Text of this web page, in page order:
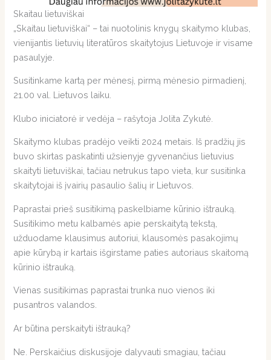
Skaitau lietuviškai
„Skaitau lietuviškai“ – tai nuotolinis knygų skaitymo klubas,
vienijantis lietuvių literatūros skaitytojus Lietuvoje ir visame
pasaulyje.
Susitinkame kartą per mėnesį, pirmą mėnesio pirmadienį,
21.00 val. Lietuvos laiku.
Klubo iniciatorė ir vedėja – rašytoja Jolita Zykutė.
Skaitymo klubas pradėjo veikti 2024 metais. Iš pradžių jis
buvo skirtas paskatinti užsienyje gyvenančius lietuvius
skaityti lietuviškai, tačiau netrukus tapo vieta, kur susitinka
skaitytojai iš įvairių pasaulio šalių ir Lietuvos.
Paprastai prieš susitikimą paskelbiame kūrinio ištrauką.
Susitikimo metu kalbamės apie perskaitytą tekstą,
užduodame klausimus autoriui, klausomės pasakojimų
apie kūrybą ir kartais išgirstame paties autoriaus skaitomą
kūrinio ištrauką.
Vienas susitikimas paprastai trunka nuo vienos iki
pusantros valandos.
Ar būtina perskaityti ištrauką?
Ne. Perskaičius diskusijoje dalyvauti smagiau, tačiau